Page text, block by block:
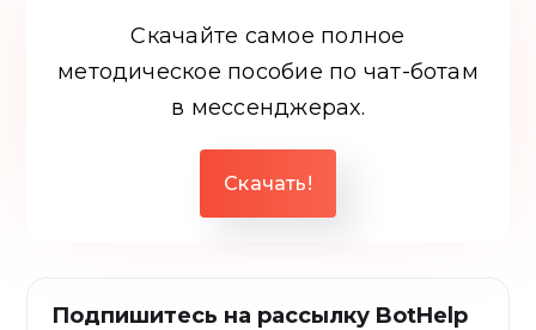
Скачайте самое полное
методическое пособие по чат-ботам
в мессенджерах.
Скачать!
Подпишитесь на рассылку BotHelp